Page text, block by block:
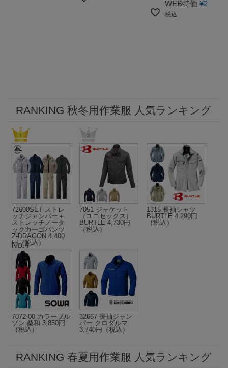
WEB特価 ¥2,585
税込
RANKING 秋冬用作業服 人気ランキング
72600SET ストレ
ッチジャンパー＋
ストレッチノータ
ックカーゴパンツ
Z-DRAGON 4,400
円（税込）
7051 ジャケット
（ユニセックス）
BURTLE 4,730円
（税込）
1315 長袖シャツ
BURTLE 4,290円
（税込）
7072-00 カラーブル
ゾン 桑和 3,850円
（税込）
32667 長袖ジャン
パー クロダルマ
3,740円（税込）
RANKING 春夏用作業服 人気ランキング